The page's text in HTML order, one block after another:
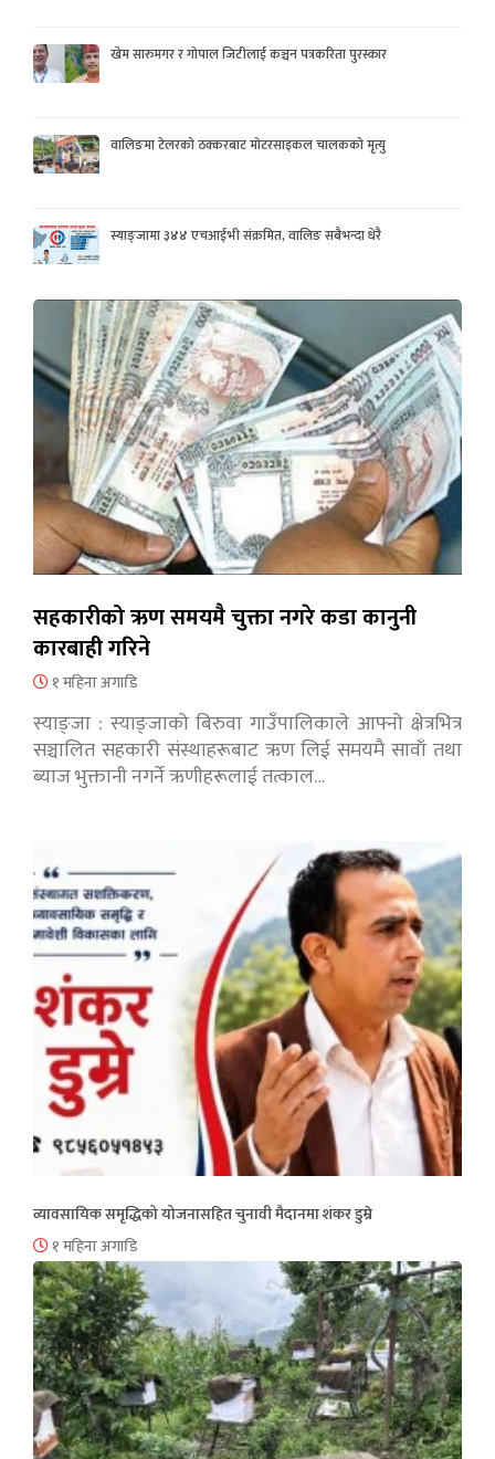
खेम सारुमगर र गोपाल जिटीलाई कञ्चन पत्रकरिता पुरस्कार
वालिङमा टेलरको ठक्करबाट मोटरसाइकल चालकको मृत्यु
स्याङ्जामा ३४४ एचआईभी संक्रमित, वालिङ सबैभन्दा धेरै
सहकारीको ऋण समयमै चुक्ता नगरे कडा कानुनी
कारबाही गरिने
१ महिना अगाडि
स्याङ्जा : स्याङ्जाको बिरुवा गाउँपालिकाले आफ्नो क्षेत्रभित्र
सञ्चालित सहकारी संस्थाहरूबाट ऋण लिई समयमै सावाँ तथा
ब्याज भुक्तानी नगर्ने ऋणीहरूलाई तत्काल…
व्यावसायिक समृद्धिको योजनासहित चुनावी मैदानमा शंकर डुम्रे
१ महिना अगाडि